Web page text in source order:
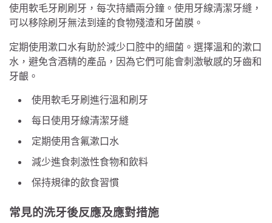
使用軟毛牙刷刷牙，每次持續兩分鐘。使用牙線清潔牙縫，
可以移除刷牙無法到達的食物殘渣和牙菌膜。
定期使用漱口水有助於減少口腔中的細菌。選擇溫和的漱口
水，避免含酒精的產品，因為它們可能會刺激敏感的牙齒和
牙齦。
使用軟毛牙刷進行溫和刷牙
每日使用牙線清潔牙縫
定期使用含氟漱口水
減少進食刺激性食物和飲料
保持規律的飲食習慣
常見的洗牙後反應及應對措施